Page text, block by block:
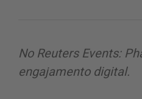
No Reuters Events:
engajamento digital.